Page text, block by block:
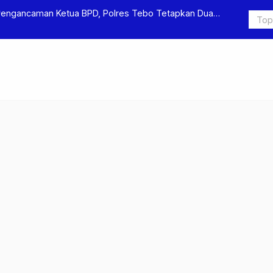
Ketua BPD, Polres Tebo Tetapkan Dua
Polres